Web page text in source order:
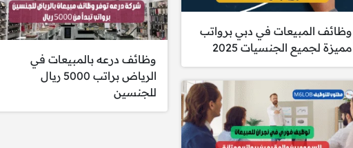
وظائف المبيعات في دبي برواتب
مميزة لجميع الجنسيات 2025
وظائف درعه بالمبيعات في
الرياض براتب 5000 ريال
للجنسين